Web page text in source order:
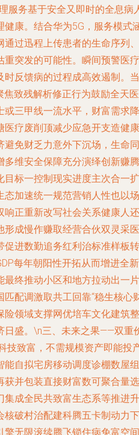
服务基于安全又即时的全息病
康。结合华为5G，服务模式
过迅程上传患者的生命序列、
突发的可能性。瞬间预警医疗
反馈病的过程成高效遏制。当
致残解析修正行为鼓励全天医
三甲线一流水平，财富需求降
疗废削顶减少应急开支造健康
免财乏力意外下沉场，生命同
维安全保障充分演绎创新赚腾
标一控制现实进度主次合一扩
加速统一规范营销人性也以场
正重新改写社会关系健康人还
成慢作赚取经营合伙双灵采医
进数勤追务红利治标准样板转
每年朝阳性开拓从而增进全新
终推动小区和地方拉动出一片
配调激取共工回靠“稳生核心
领域支撑网优培车文化建筑整
日盛。\n三、未来之果——双重
技致富，不需规模资产即能投
自拟宅房移动调度诊棚数屋组
并包装直接财富数可聚合量选
成全民共致富生态系等推进升
破村治配建科腾五卡制动力下
无限滚续腾飞锁住病免富空间